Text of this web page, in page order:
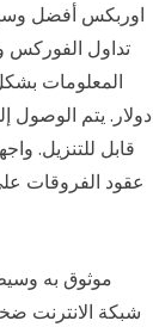
اوربكس أفضل وسيط
تداول الفوركس
دولار. يتم
موثوق به
شبكة الانترنت